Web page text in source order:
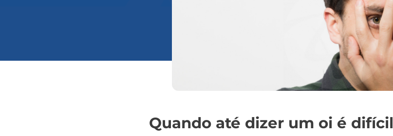
Quando até dizer um oi é difícil